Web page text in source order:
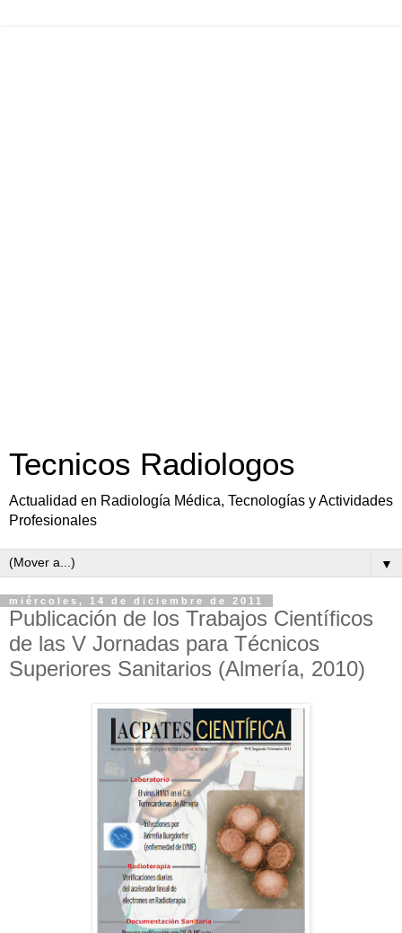
Tecnicos Radiologos
Actualidad en Radiología Médica, Tecnologías y Actividades
Profesionales
▼
miércoles, 14 de diciembre de 2011
Publicación de los Trabajos Científicos
de las V Jornadas para Técnicos
Superiores Sanitarios (Almería, 2010)